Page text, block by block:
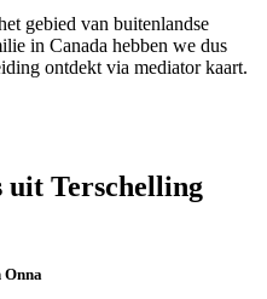
gebied van buitenlandse
in Canada hebben we dus
ontdekt via mediator kaart.
uit Terschelling
Onna